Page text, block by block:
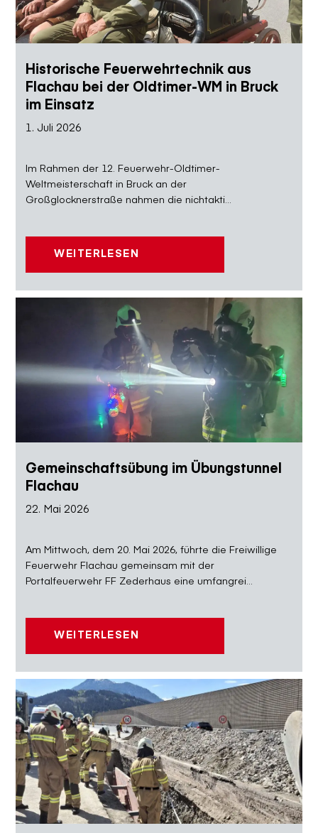
1. Juli 2026
Historische Feuerwehrtechnik aus
Flachau bei der Oldtimer-WM in Bruck
im Einsatz
Im Rahmen der 12. Feuerwehr-Oldtimer-
Weltmeisterschaft in Bruck an der
Großglocknerstraße nahmen die nichtakti...
WEITERLESEN
22. Mai 2026
Gemeinschaftsübung im Übungstunnel
Flachau
Am Mittwoch, dem 20. Mai 2026, führte die Freiwillige
Feuerwehr Flachau gemeinsam mit der
Portalfeuerwehr FF Zederhaus eine umfangrei...
WEITERLESEN